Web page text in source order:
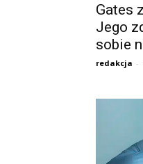
Gates
Jego
sobie
redakcja -